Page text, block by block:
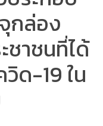
กล่อง
ชาชนที่ได้
ด-19 ใน